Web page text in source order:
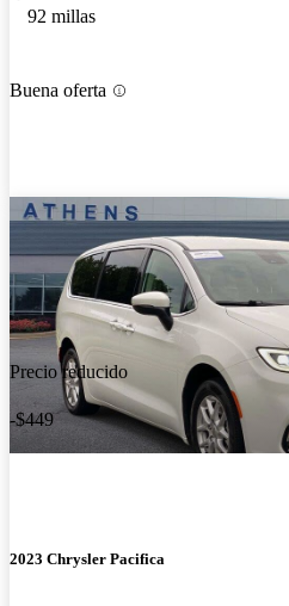
92 millas
Buena oferta
Precio reducido
-$449
2023 Chrysler Pacifica